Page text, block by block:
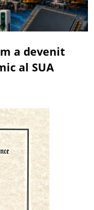
a devenit
al SUA